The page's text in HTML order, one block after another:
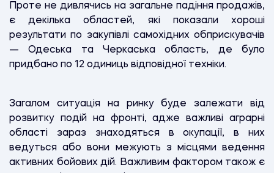
Проте не дивлячись на загальне падіння продажів,
є декілька областей, які показали хороші
результати по закупівлі самохідних обприскувачів
— Одеська та Черкаська область, де було
придбано по 12 одиниць відповідної техніки.
Загалом ситуація на ринку буде залежати від
розвитку подій на фронті, адже важливі аграрні
області зараз знаходяться в окупації, в них
ведуться або вони межують з місцями ведення
активних бойових дій. Важливим фактором також є